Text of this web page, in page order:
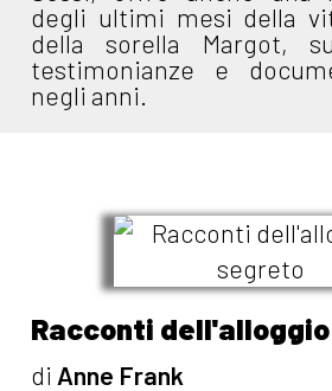
degli ultimi mesi della
della sorella Margot,
testimonianze e
negli anni.
Racconti
di Anne Frank